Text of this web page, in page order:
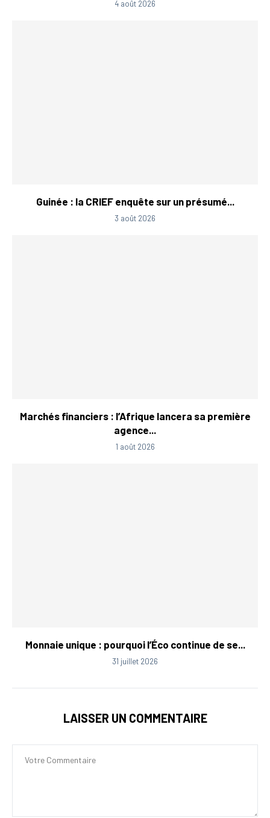
4 août 2026
Guinée : la CRIEF enquête sur un présumé...
3 août 2026
Marchés financiers : l’Afrique lancera sa première
agence...
1 août 2026
Monnaie unique : pourquoi l’Éco continue de se...
31 juillet 2026
LAISSER UN COMMENTAIRE